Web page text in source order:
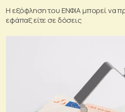
Η εξόφληση του ΕΝΦΙΑ μπορεί να
εφάπαξ είτε σε δόσεις